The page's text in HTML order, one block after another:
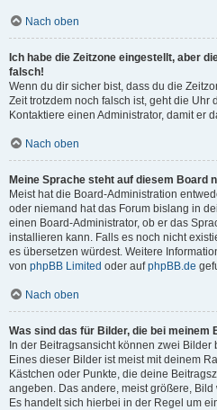
Nach oben
Ich habe die Zeitzone eingestellt, aber
falsch!
Wenn du dir sicher bist, dass du die
Zeit trotzdem noch falsch ist, geht die Uhr
Kontaktiere einen Administrator, damit er
Nach oben
Meine Sprache steht auf diesem Board
Meist hat die Board-Administration
oder niemand hat das Forum bislang in
einen Board-Administrator, ob er das
installieren kann. Falls es noch nicht
es übersetzen würdest. Weitere
von phpBB Limited oder aufphpBB.de
Nach oben
Was sind das für Bilder, die bei meinem
In der Beitragsansicht können zwei
Eines dieser Bilder ist meist mit deinem
Kästchen oder Punkte, die deine
angeben. Das andere, meist größere, Bild
Es handelt sich hierbei in der Regel um